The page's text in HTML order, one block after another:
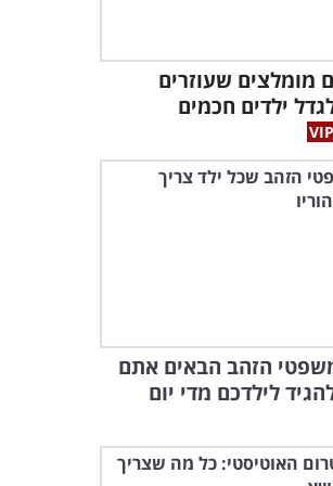
נפשי..
לפינוי זיכרון באייפון
למחוק תמונות וסרטים!
הסרטון הזה תכירו
חכמים לשימוש יעיל
מדידה
איך להשתמש בבינה
מומלצים שעוזרים
ילדים חכמים
10 משפטי הזהב הבאים אתם
לילדכם מדי יום